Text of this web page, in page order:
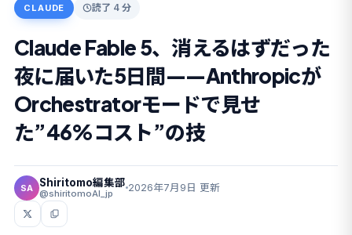
CLAUDE 読了 4 分
Claude Fable 5、消えるはずだった
夜に届いた5日間——Anthropicが
Orchestratorモードで見せ
た”46%コスト”の技
SA Shiritomo編集部
@shiritomoAI_jp 2026年7月9日 更新